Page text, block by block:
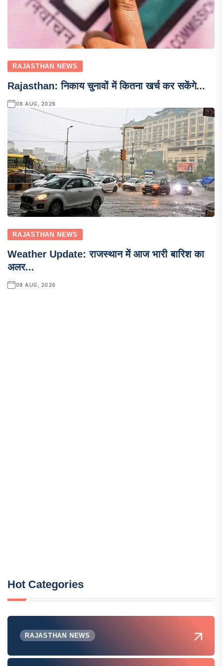
RAJASTHAN NEWS
Rajasthan: निकाय चुनावों में कितना खर्च कर सकेंगे...
08 AUG, 2026
RAJASTHAN NEWS
Weather Update: राजस्थान में आज भारी बारिश का
अलर...
08 AUG, 2026
Hot Categories
RAJASTHAN NEWS